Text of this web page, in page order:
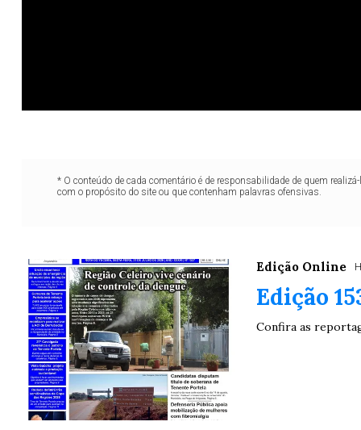
* O conteúdo de cada comentário é de responsabilidade de quem
com o propósito do site ou que contenham palavras ofensivas.
Edição Online
Edição
Confira as